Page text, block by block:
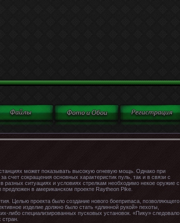
может показывать высокую огневую мощь. Однако при
счет сокращения основных характеристик пуль, так и в связи с
ситуациях и условиях стрелкам необходимо некое оружие с
в американском проекте Raytheon Pike.
Целью проекта было создание нового боеприпаса, позволяющего
изделие должно было стать «длинной рукой» пехоты,
либо специализированных пусковых установок. «Пику» следовало